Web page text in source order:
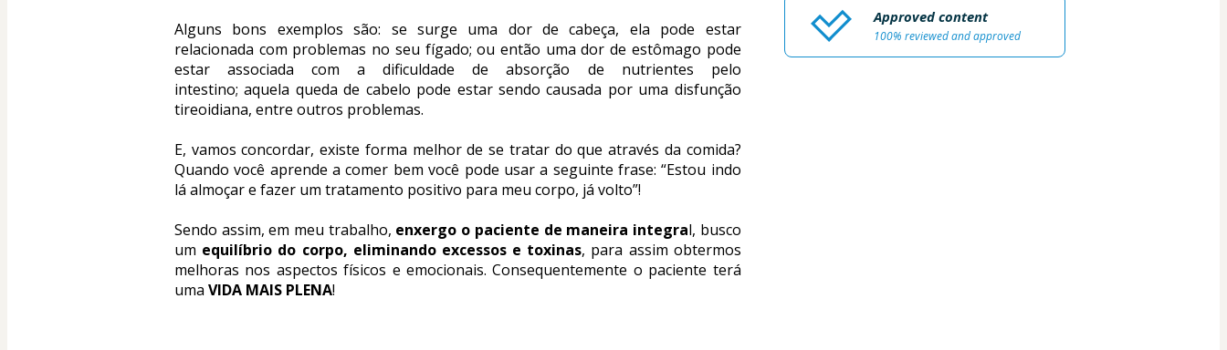
Alguns bons exemplos são: se surge uma dor de cabeça, ela pode estar
relacionada com problemas no seu fígado; ou então uma dor de estômago pode
estar associada com a dificuldade de absorção de nutrientes pelo
intestino; aquela queda de cabelo pode estar sendo causada por uma disfunção
tireoidiana, entre outros problemas.
E, vamos concordar, existe forma melhor de se tratar do que através da comida?
Quando você aprende a comer bem você pode usar a seguinte frase: “Estou indo
lá almoçar e fazer um tratamento positivo para meu corpo, já volto”!
Sendo assim, em meu trabalho, enxergo o paciente de maneira integral, busco
um equilíbrio do corpo, eliminando excessos e toxinas, para assim obtermos
melhoras nos aspectos físicos e emocionais. Consequentemente o paciente terá
uma VIDA MAIS PLENA!
Approved content
100% reviewed and approved